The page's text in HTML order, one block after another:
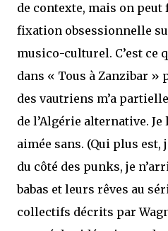
de contexte, mais on
fixation obsessionnelle
musico-culturel. C’est ce
dans « Tous à Zanzibar »
des vautriens m’a
de l’Algérie alternative.
aimée sans. (Qui plus
du côté des punks, je
babas et leurs rêves au
collectifs décrits par